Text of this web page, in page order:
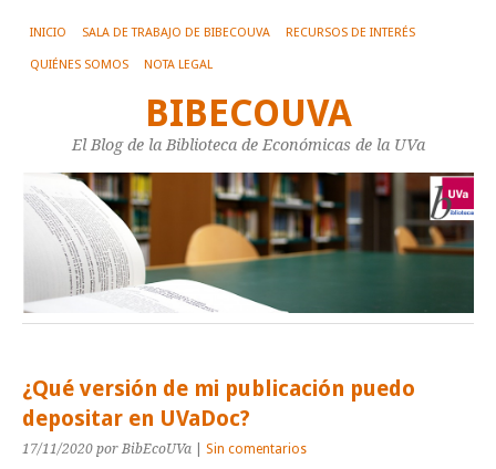
INICIO SALA DE TRABAJO DE BIBECOUVA RECURSOS DE INTERÉS
QUIÉNES SOMOS NOTA LEGAL
BIBECOUVA
El Blog de la Biblioteca de Económicas de la UVa
¿Qué versión de mi publicación puedo
depositar en UVaDoc?
17/11/2020 por BibEcoUVa Sin comentarios